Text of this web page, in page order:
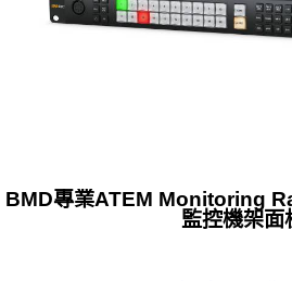
BMD專業ATEM Monitoring
監控機架面